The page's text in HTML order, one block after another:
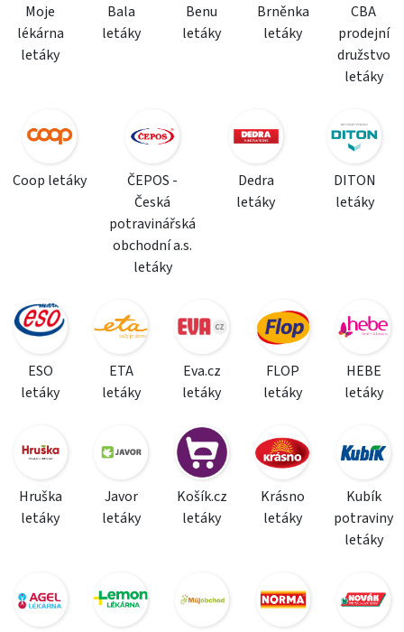
Moje
lékárna
letáky
Bala
letáky
Benu
letáky
Brněnka
letáky
CBA
prodejní
družstvo
letáky
Coop letáky
ČEPOS -
Česká
potravinářská
obchodní a.s.
letáky
Dedra
letáky
DITON
letáky
ESO
letáky
ETA
letáky
Eva.cz
letáky
FLOP
letáky
HEBE
letáky
Hruška
letáky
Javor
letáky
Košík.cz
letáky
Krásno
letáky
Kubík
potraviny
letáky